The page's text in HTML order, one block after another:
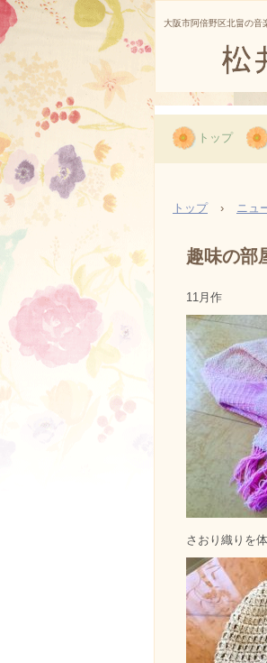
松井音楽
大阪市阿倍野区北畠の音
トップ
トップ › ニュ
趣味の部
11月作
さおり織りを